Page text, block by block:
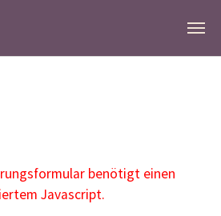
benötigt einen
Javascript.